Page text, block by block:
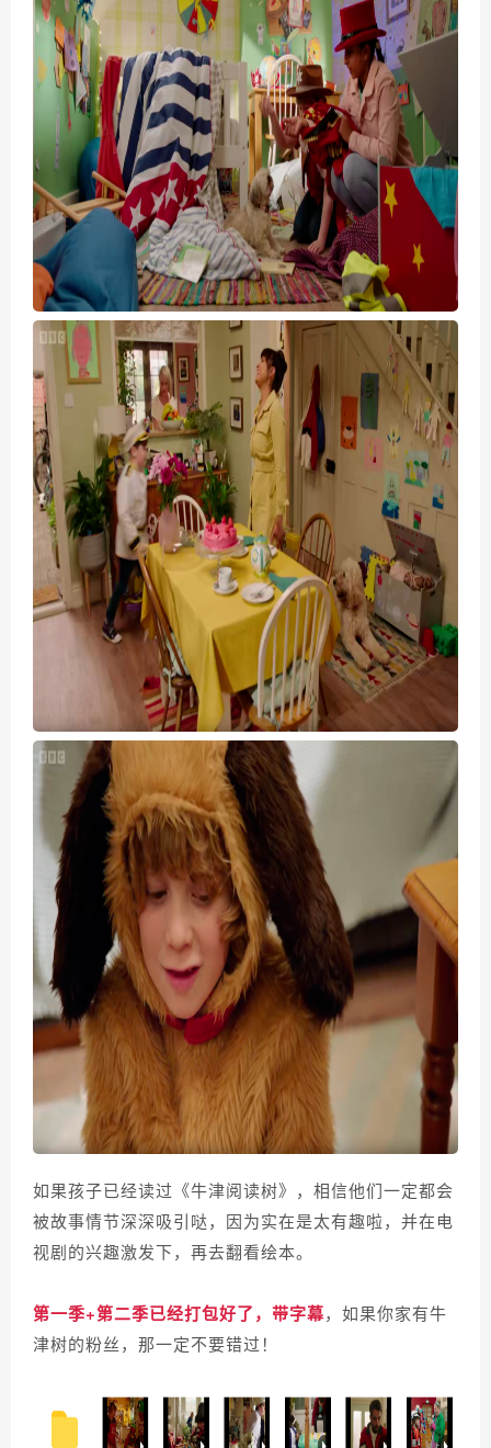
如果孩子已经读过《牛津阅读树》，相信他们一定都会
被故事情节深深吸引哒，因为实在是太有趣啦，并在电
视剧的兴趣激发下，再去翻看绘本。
第一季+第二季已经打包好了，带字幕， 如果你家有牛
津树的粉丝，那一定不要错过！